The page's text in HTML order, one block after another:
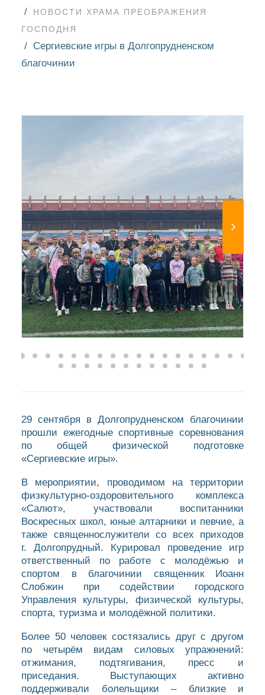
НОВОСТИ ХРАМА ПРЕОБРАЖЕНИЯ
ГОСПОДНЯ
Сергиевские игры в Долгопрудненском
благочинии
29 сентября в Долгопрудненском благочинии
прошли ежегодные спортивные соревнования
по общей физической подготовке
«Сергиевские игры».
В мероприятии, проводимом на территории
физкультурно-оздоровительного комплекса
«Салют», участвовали воспитанники
Воскресных школ, юные алтарники и певчие, а
также священнослужители со всех приходов
г. Долгопрудный. Курировал проведение игр
ответственный по работе с молодёжью и
спортом в благочинии священник Иоанн
Слобжин при содействии городского
Управления культуры, физической культуры,
спорта, туризма и молодёжной политики.
Более 50 человек состязались друг с другом
по четырём видам силовых упражнений:
отжимания, подтягивания, пресс и
приседания. Выступающих активно
поддерживали болельщики – близкие и